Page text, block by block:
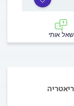
שאל אותי